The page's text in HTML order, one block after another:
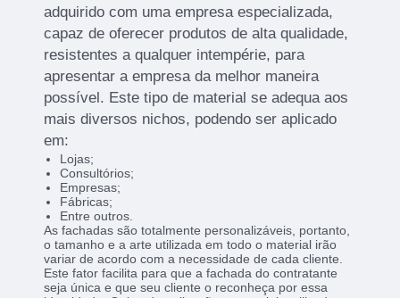
adquirido com uma empresa especializada,
capaz de oferecer produtos de alta qualidade,
resistentes a qualquer intempérie, para
apresentar a empresa da melhor maneira
possível. Este tipo de material se adequa aos
mais diversos nichos, podendo ser aplicado
em:
Lojas;
Consultórios;
Empresas;
Fábricas;
Entre outros.
As fachadas são totalmente personalizáveis, portanto,
o tamanho e a arte utilizada em todo o material irão
variar de acordo com a necessidade de cada cliente.
Este fator facilita para que a fachada do contratante
seja única e que seu cliente o reconheça por essa